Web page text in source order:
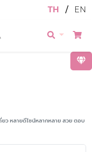
TH / EN
ยว หลายดีไซน์หลากหลาย สวย ตอบ